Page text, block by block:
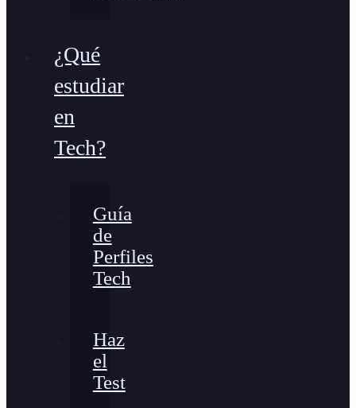
¿Qué
estudiar
en
Tech?
Guía
de
Perfiles
Tech
Haz
el
Test